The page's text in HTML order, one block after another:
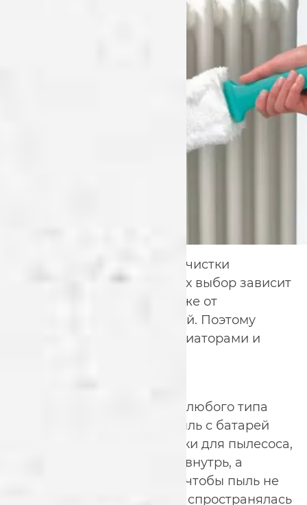
Есть несколько способов очистки
радиаторов отопления и их выбор зависит
от количества грязи, а также от
конструкции самих батарей. Поэтому
давайте разберемся с радиаторами и
Этот способ подойдет для любого типа
радиаторов. А очистить пыль с батарей
можно при помощи насадки для пылесоса,
которая не задувает пыль внутрь, а
сдувает их с предметов. А чтобы пыль не
поднималась в воздух и распространялась